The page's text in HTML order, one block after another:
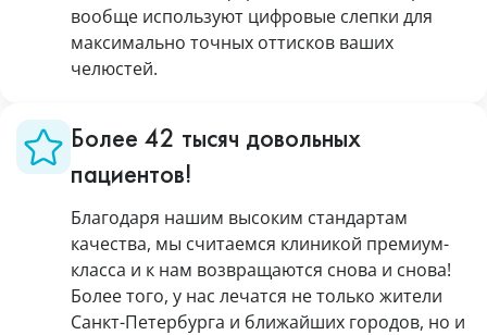
вообще используют цифровые слепки для
максимально точных оттисков ваших
челюстей.
Более 42 тысяч довольных
пациентов!
Благодаря нашим высоким стандартам
качества, мы считаемся клиникой премиум-
класса и к нам возвращаются снова и снова!
Более того, у нас лечатся не только жители
Санкт-Петербурга и ближайших городов, но и